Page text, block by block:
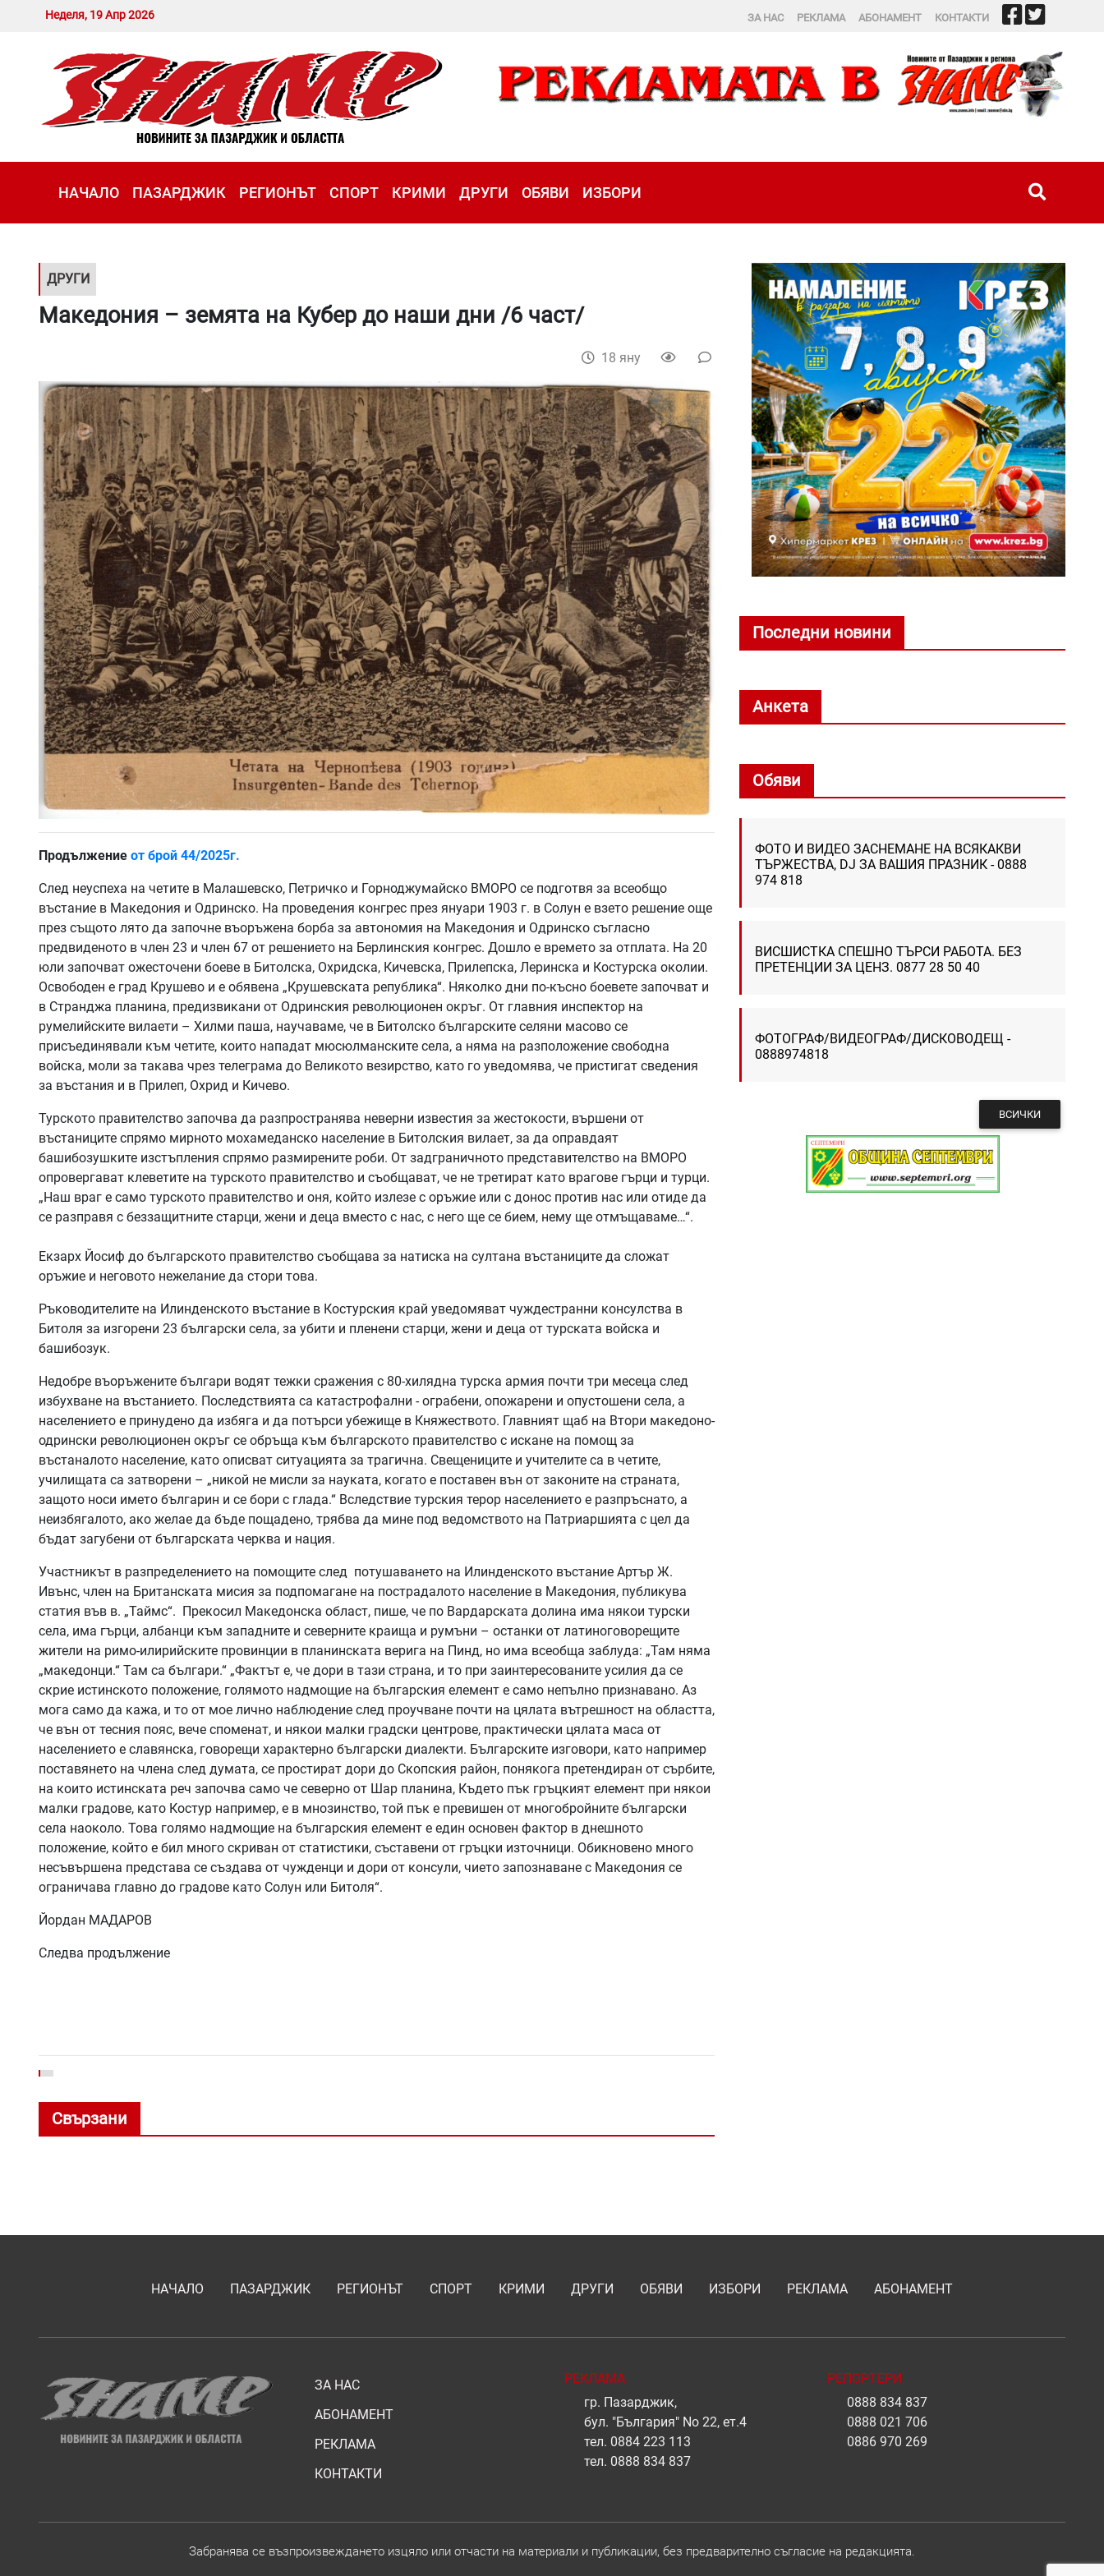
Неделя, 19 Апр 2026 ЗА НАС РЕКЛАМА АБОНАМЕНТ КОНТАКТИ
НАЧАЛО ПАЗАРДЖИК РЕГИОНЪТ СПОРТ КРИМИ ДРУГИ ОБЯВИ ИЗБОРИ
ДРУГИ
Македония – земята на Кубер до наши дни /6 част/
18 яну
Продължение от брой 44/2025г.
След неуспеха на четите в Малашевско, Петричко и Горноджумайско ВМОРО се подготвя за всеобщо
въстание в Македония и Одринско. На проведения конгрес през януари 1903 г. в Солун е взето решение още
през същото лято да започне въоръжена борба за автономия на Македония и Одринско съгласно
предвиденото в член 23 и член 67 от решението на Берлинския конгрес. Дошло е времето за отплата. На 20
юли започват ожесточени боеве в Битолска, Охридска, Кичевска, Прилепска, Леринска и Костурска околии.
Освободен е град Крушево и е обявена „Крушевската република“. Няколко дни по-късно боевете започват и
в Странджа планина, предизвикани от Одринския революционен окръг. От главния инспектор на
румелийските вилаети – Хилми паша, научаваме, че в Битолско българските селяни масово се
присъединявали към четите, които нападат мюсюлманските села, а няма на разположение свободна
войска, моли за такава чрез телеграма до Великото везирство, като го уведомява, че пристигат сведения
за въстания и в Прилеп, Охрид и Кичево.
Турското правителство започва да разпространява неверни известия за жестокости, вършени от
въстаниците спрямо мирното мохамеданско население в Битолския вилает, за да оправдаят
башибозушките изстъпления спрямо размирените роби. От задграничното представителство на ВМОРО
опровергават клеветите на турското правителство и съобщават, че не третират като врагове гърци и турци.
„Наш враг е само турското правителство и оня, който излезе с оръжие или с донос против нас или отиде да
се разправя с беззащитните старци, жени и деца вместо с нас, с него ще се бием, нему ще отмъщаваме…“.
Екзарх Йосиф до българското правителство съобщава за натиска на султана въстаниците да сложат
оръжие и неговото нежелание да стори това.
Ръководителите на Илинденското въстание в Костурския край уведомяват чуждестранни консулства в
Битоля за изгорени 23 български села, за убити и пленени старци, жени и деца от турската войска и
башибозук.
Недобре въоръжените българи водят тежки сражения с 80-хилядна турска армия почти три месеца след
избухване на въстанието. Последствията са катастрофални - ограбени, опожарени и опустошени села, а
населението е принудено да избяга и да потърси убежище в Княжеството. Главният щаб на Втори македоно-
одрински революционен окръг се обръща към българското правителство с искане на помощ за
въстаналото население, като описват ситуацията за трагична. Свещениците и учителите са в четите,
училищата са затворени – „никой не мисли за науката, когато е поставен вън от законите на страната,
защото носи името българин и се бори с глада.“ Вследствие турския терор населението е разпръснато, а
неизбягалото, ако желае да бъде пощадено, трябва да мине под ведомството на Патриаршията с цел да
бъдат загубени от българската черква и нация.
Участникът в разпределението на помощите след потушаването на Илинденското въстание Артър Ж.
Ивънс, член на Британската мисия за подпомагане на пострадалото население в Македония, публикува
статия във в. „Таймс“. Прекосил Македонска област, пише, че по Вардарската долина има някои турски
села, има гърци, албанци към западните и северните краища и румъни – останки от латиноговорещите
жители на римо-илирийските провинции в планинската верига на Пинд, но има всеобща заблуда: „Там няма
„македонци.“ Там са българи.“ „Фактът е, че дори в тази страна, и то при заинтересованите усилия да се
скрие истинското положение, голямото надмощие на българския елемент е само непълно признавано. Аз
мога само да кажа, и то от мое лично наблюдение след проучване почти на цялата вътрешност на областта,
че вън от тесния пояс, вече споменат, и някои малки градски центрове, практически цялата маса от
населението е славянска, говорещи характерно български диалекти. Българските изговори, като например
поставянето на члена след думата, се простират дори до Скопския район, понякога претендиран от сърбите,
на които истинската реч започва само че северно от Шар планина, Където пък гръцкият елемент при някои
малки градове, като Костур например, е в мнозинство, той пък е превишен от многобройните български
села наоколо. Това голямо надмощие на българския елемент е един основен фактор в днешното
положение, който е бил много скриван от статистики, съставени от гръцки източници. Обикновено много
несъвършена представа се създава от чужденци и дори от консули, чието запознаване с Македония се
ограничава главно до градове като Солун или Битоля“.
Йордан МАДАРОВ
Следва продължение
Свързани
Последни новини
Анкета
Обяви
ФОТО И ВИДЕО ЗАСНЕМАНЕ НА ВСЯКАКВИ
ТЪРЖЕСТВА, DJ ЗА ВАШИЯ ПРАЗНИК - 0888
974 818
ВИСШИСТКА СПЕШНО ТЪРСИ РАБОТА. БЕЗ
ПРЕТЕНЦИИ ЗА ЦЕНЗ. 0877 28 50 40
ФОТОГРАФ/ВИДЕОГРАФ/ДИСКОВОДЕЩ -
0888974818
ВСИЧКИ
НАЧАЛО ПАЗАРДЖИК РЕГИОНЪТ СПОРТ КРИМИ ДРУГИ ОБЯВИ ИЗБОРИ РЕКЛАМА АБОНАМЕНТ
ЗА НАС
АБОНАМЕНТ
РЕКЛАМА
КОНТАКТИ
РЕКЛАМА
гр. Пазарджик,
бул. "България" No 22, ет.4
тел. 0884 223 113
тел. 0888 834 837
РЕПОРТЕРИ
0888 834 837
0888 021 706
0886 970 269
Забранява се възпроизвеждането изцяло или отчасти на материали и публикации, без предварително съгласие на редакцията.